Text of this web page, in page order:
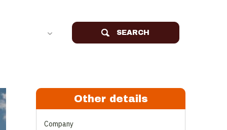
SEARCH
Other details
Company